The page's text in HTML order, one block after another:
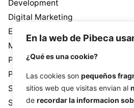
En la web de Pibeca
¿Qué es una cookie?
Las cookies son pequeños
sitios web que visitas envian al
de recordar la informacion
Development
Digital Marketing
Ecommerce
Monthly calendar
Pibeca Solutions
Programming
SEM
SEO